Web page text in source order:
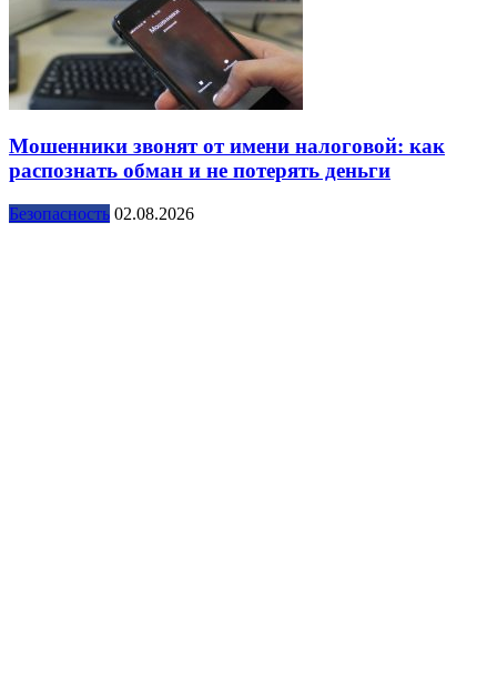
Мошенники звонят от имени налоговой: как
распознать обман и не потерять деньги
Безопасность 02.08.2026